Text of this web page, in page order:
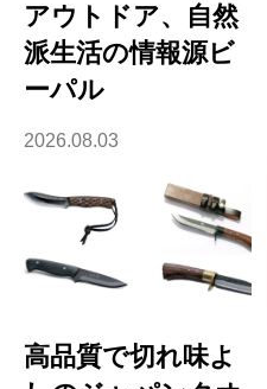
アウトドア、自然
派生活の情報源ビ
ーパル
2026.08.03
高品質で切れ味よ